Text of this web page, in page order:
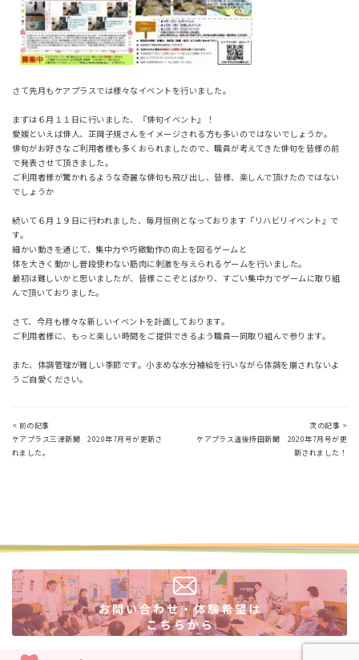
さて先月もケアプラスでは様々なイベントを行いました。
まずは６月１１日に行いました、『俳句イベント』！
愛媛といえば俳人、正岡子規さんをイメージされる方も多いのではないでしょうか。
俳句がお好きなご利用者様も多くおられましたので、職員が考えてきた俳句を皆様の前
で発表させて頂きました。
ご利用者様が驚かれるような奇麗な俳句も飛び出し、皆様、楽しんで頂けたのではない
でしょうか
続いて６月１９日に行われました、毎月恒例となっております『リハビリイベント』で
す。
細かい動きを通じて、集中力や巧緻動作の向上を図るゲームと
体を大きく動かし普段使わない筋肉に刺激を与えられるゲームを行いました。
最初は難しいかと思いましたが、皆様ここぞとばかり、すごい集中力でゲームに取り組
んで頂いておりました。
さて、今月も様々な新しいイベントを計画しております。
ご利用者様に、もっと楽しい時間をご提供できるよう職員一同取り組んで参ります。
また、体調管理が難しい季節です。小まめな水分補給を行いながら体調を崩されないよ
うご自愛ください。
< 前の記事
ケアプラス三津新聞 2020年7月号が更新さ
れました。
次の記事 >
ケアプラス道後持田新聞 2020年7月号が更
新されました！